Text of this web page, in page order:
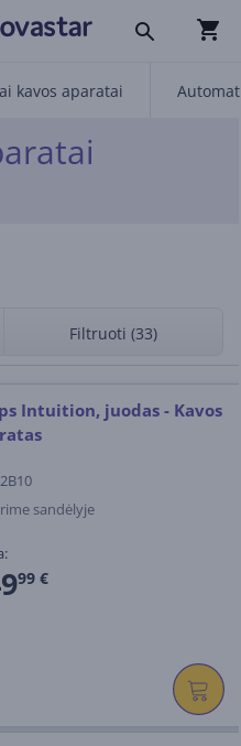
kavos aparatai
Filtruoti (33)
Intuition, juodas - Kavos
sandėlyje
99 €